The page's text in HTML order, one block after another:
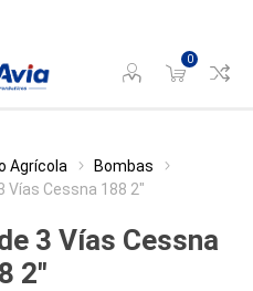
0
Agrícola
Bombas
Vías Cessna 188 2"
3 Vías Cessna
2"